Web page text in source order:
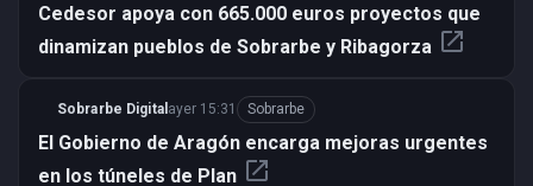
Cedesor apoya con 665.000 euros proyectos que
dinamizan pueblos de Sobrarbe y Ribagorza open_in_new
Sobrarbe Digital ayer 15:31 Sobrarbe
El Gobierno de Aragón encarga mejoras urgentes
en los túneles de Plan open_in_new